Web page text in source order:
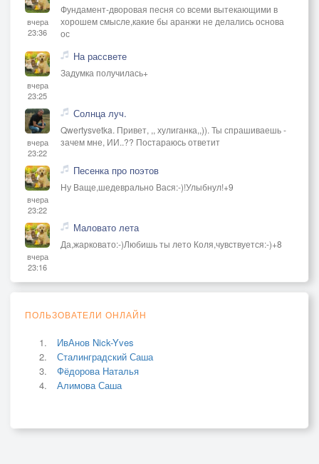
вчера
23:36
Фундамент-дворовая песня со всеми вытекающими в
хорошем смысле,какие бы аранжи не делались основа
ос
вчера
23:25
На рассвете
Задумка получилась+
вчера
23:22
Солнца луч.
Qwertysvetka. Привет, ,, хулиганка,,)). Ты спрашиваешь -
зачем мне, ИИ..?? Постараюсь ответит
вчера
23:22
Песенка про поэтов
Ну Ваще,шедеврально Вася:-)!Улыбнул!+9
вчера
23:16
Маловато лета
Да,жарковато:-)Любишь ты лето Коля,чувствуется:-)+8
ПОЛЬЗОВАТЕЛИ ОНЛАЙН
ИвАнов Nick-Yves
Сталинградский Саша
Фёдорова Наталья
Алимова Саша